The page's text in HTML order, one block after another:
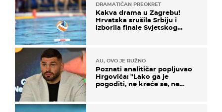
DRAMATIČAN PREOKRET
Kakva drama u Zagrebu!
Hrvatska srušila Srbiju i
izborila finale Svjetskog
AU, OVO JE RUŽNO
Poznati analitičar popljuvao
Hrgovića: "Lako ga je
pogoditi, ne kreće se, ne